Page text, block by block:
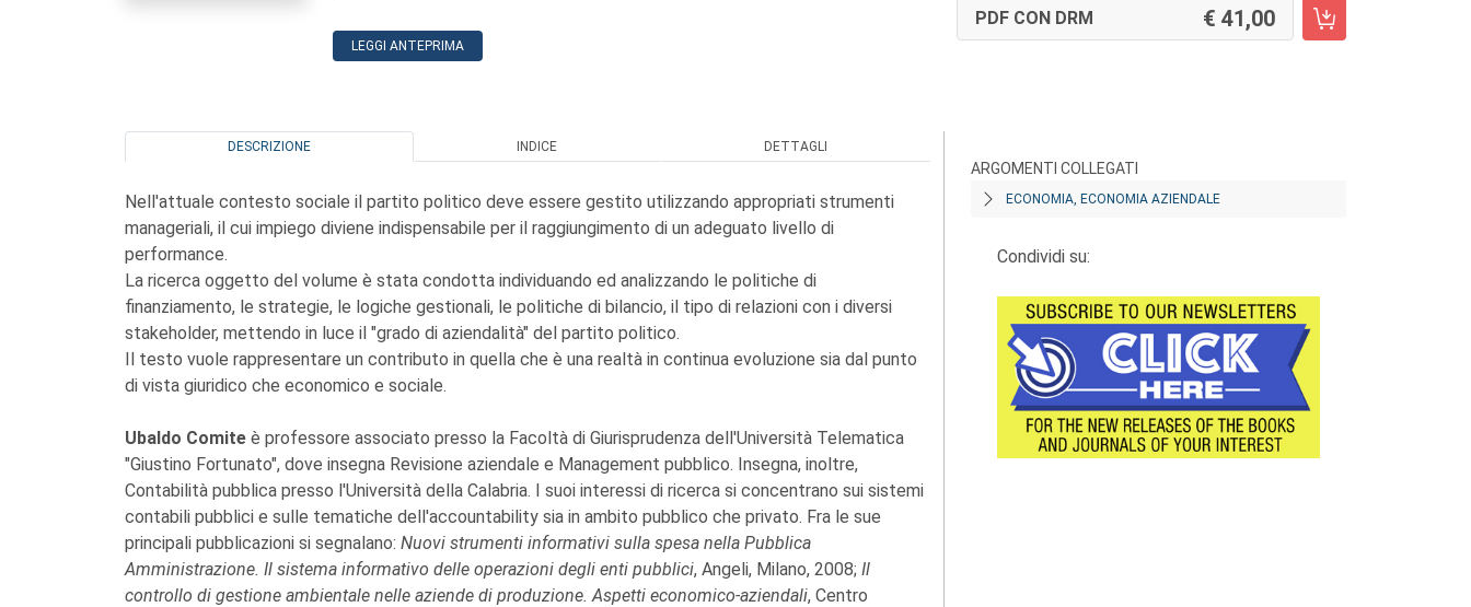
LEGGI ANTEPRIMA
PDF CON DRM 41,00
DESCRIZIONE INDICE DETTAGLI
Nell'attuale contesto sociale il partito politico deve essere gestito utilizzando appropriati strumenti
manageriali, il cui impiego diviene indispensabile per il raggiungimento di un adeguato livello di
performance.
La ricerca oggetto del volume è stata condotta individuando ed analizzando le politiche di
finanziamento, le strategie, le logiche gestionali, le politiche di bilancio, il tipo di relazioni con i diversi
stakeholder, mettendo in luce il "grado di aziendalità" del partito politico.
Il testo vuole rappresentare un contributo in quella che è una realtà in continua evoluzione sia dal punto
di vista giuridico che economico e sociale.
Ubaldo Comite è professore associato presso la Facoltà di Giurisprudenza dell'Università Telematica
"Giustino Fortunato", dove insegna Revisione aziendale e Management pubblico. Insegna, inoltre,
Contabilità pubblica presso l'Università della Calabria. I suoi interessi di ricerca si concentrano sui sistemi
contabili pubblici e sulle tematiche dell'accountability sia in ambito pubblico che privato. Fra le sue
principali pubblicazioni si segnalano: Nuovi strumenti informativi sulla spesa nella Pubblica
Amministrazione. Il sistema informativo delle operazioni degli enti pubblici, Angeli, Milano, 2008; Il
controllo di gestione ambientale nelle aziende di produzione. Aspetti economico-aziendali, Centro
ARGOMENTI COLLEGATI
ECONOMIA, ECONOMIA AZIENDALE
Condividi su: